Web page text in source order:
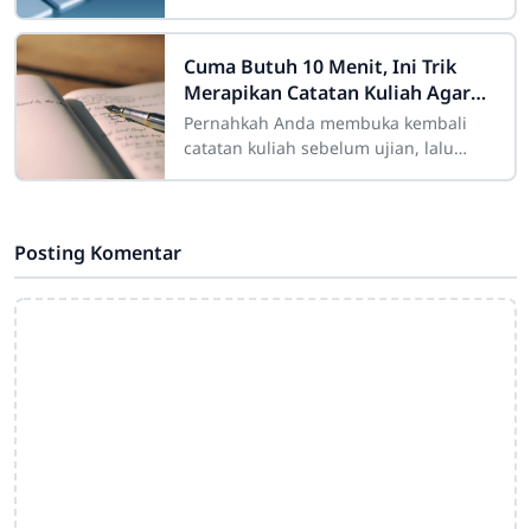
atau memahami teknologi AI yang lagi
tren,
Cuma Butuh 10 Menit, Ini Trik
Merapikan Catatan Kuliah Agar
Mudah Diingat
Pernahkah Anda membuka kembali
catatan kuliah sebelum ujian, lalu
Posting Komentar